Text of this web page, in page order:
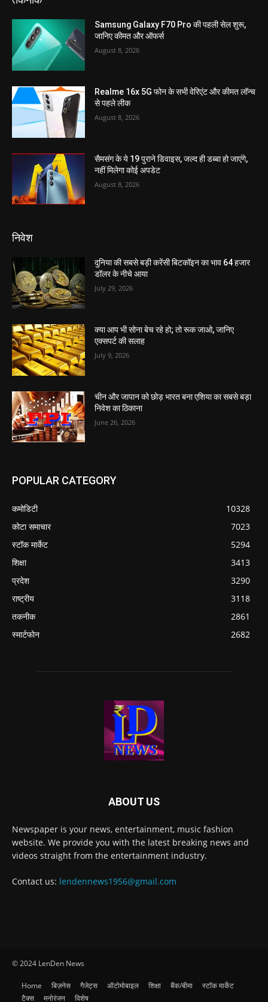
Samsung Galaxy F70 Pro की पहली सेल शुरू,
जानिए कीमत और ऑफर्स
August 8, 2026
Realme 16x 5G फोन के सभी वेरिएंट और कीमत लॉन्च
से पहले लीक
August 8, 2026
सैमसंग के ये 19 पुराने डिवाइस, जल्द ही डब्बा हो जाएंगे,
नहीं मिलेगा कोई अपडेट
August 8, 2026
निवेश
दुनिया की सबसे बड़ी करेंसी बिटकॉइन का भाव 64 हजार
डॉलर के नीचे आया
July 29, 2026
क्या आप भी सोना बेच रहे हो; तो रूक जाओ, जानिए
एक्सपर्ट की सलाह
July 9, 2026
चीन और जापान को छोड़ भारत बना एशिया का सबसे बड़ा
निवेश का ठिकाना
June 26, 2026
POPULAR CATEGORY
कमोडिटी
10328
कोटा समाचार
7023
स्टॉक मार्केट
5294
शिक्षा
3413
प्रदेश
3290
राष्ट्रीय
3118
तकनीक
2861
स्मार्टफोन
2682
ABOUT US
Newspaper is your news, entertainment, music fashion
website. We provide you with the latest breaking news and
videos straight from the entertainment industry.
Contact us: lendennews1956@gmail.com
© 2024 LenDen News
Home बिज़नेस गैजेट्स ऑटोमोबाइल शिक्षा बैंक/बीमा
स्टॉक मार्केट
टैक्स
मनोरंजन विशेष